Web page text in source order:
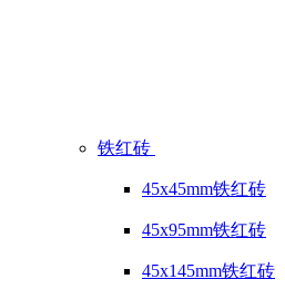
铁红砖
45x45mm铁红砖
45x95mm铁红砖
45x145mm铁红砖